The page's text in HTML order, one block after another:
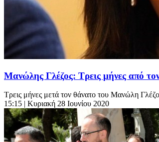
Μανώλης Γλέζος: Τρεις μήνες από
Τρεις μήνες μετά τον θάνατο του Μανώλη
15:15 | Κυριακή 28 Ιουνίου 2020